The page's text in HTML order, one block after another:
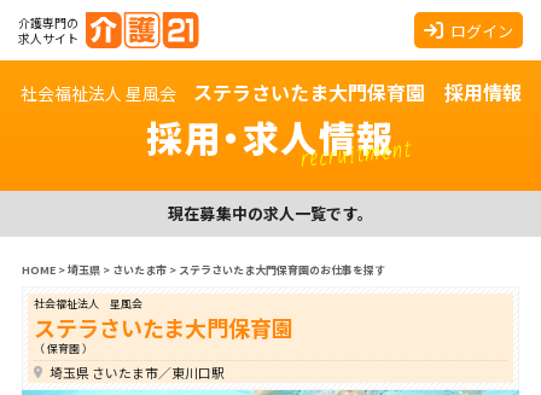
介護専門の
求人サイト
ログイン
社会福祉法人 星風会 ステラさいたま大門保育園 採用情報
採用・求人情報
recruitment
現在募集中の求人一覧です。
HOME>埼玉県> さいたま市> ステラさいたま大門保育園のお仕事を探す
社会福祉法人 星風会
ステラさいたま大門保育園
（ 保育園 ）
埼玉県 さいたま市／東川口駅